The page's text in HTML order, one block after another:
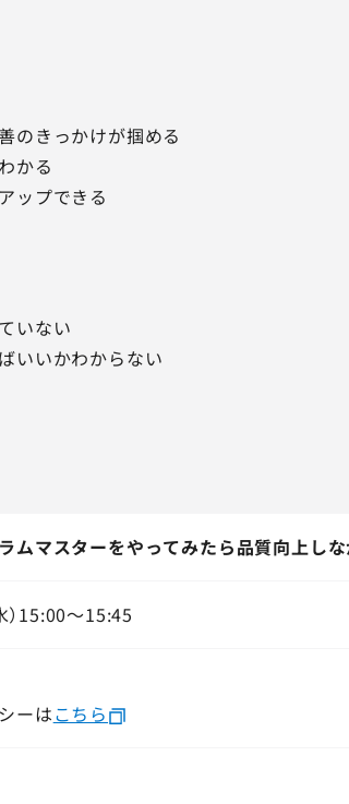
のきっかけが掴める
かる
ップできる
いない
いいかわからない
ムマスターをやってみたら品質向上し
）15:00～15:45
ーはこちら